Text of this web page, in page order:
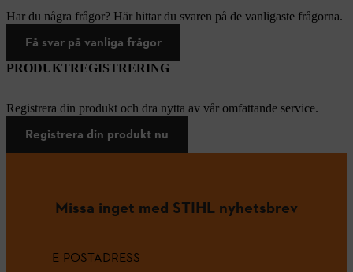
Har du några frågor? Här hittar du svaren på de vanligaste frågorna.
Få svar på vanliga frågor
PRODUKTREGISTRERING
Registrera din produkt och dra nytta av vår omfattande service.
Registrera din produkt nu
Missa inget med STIHL nyhetsbrev
E-POSTADRESS